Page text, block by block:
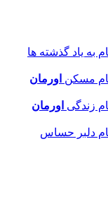
اورمان
اورمان